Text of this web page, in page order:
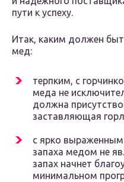
пути к успеху.
Итак, каким должен
мед:
терпким, с
меда не
должна
заставляющая
с ярко
запаха медом не
запах начнет
минимальном